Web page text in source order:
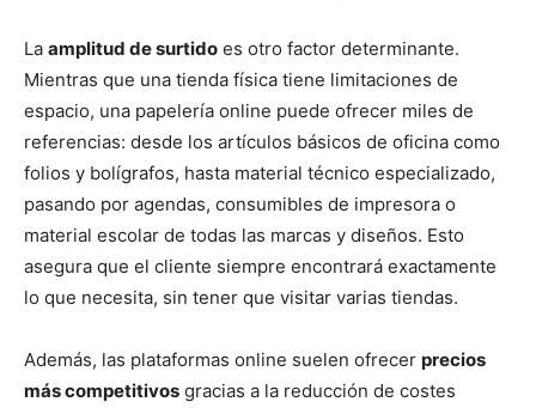
La amplitud de surtido es otro factor determinante.
Mientras que una tienda física tiene limitaciones de
espacio, una papelería online puede ofrecer miles de
referencias: desde los artículos básicos de oficina como
folios y bolígrafos, hasta material técnico especializado,
pasando por agendas, consumibles de impresora o
material escolar de todas las marcas y diseños. Esto
asegura que el cliente siempre encontrará exactamente
lo que necesita, sin tener que visitar varias tiendas.
Además, las plataformas online suelen ofrecer precios
más competitivos gracias a la reducción de costes